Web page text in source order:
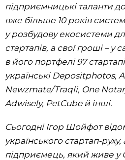
підприємницькі таланти
вже більше 10 років
у розбудову екосистеми
стартапів, а свої гроші – у
в його портфелі 97
українські Depositphotos,
Newzmate/Traqli, One
Adwisely, PetCube й інші.
Сьогодні Ігор Шойфот
українського стартап-
підприємець, який живе